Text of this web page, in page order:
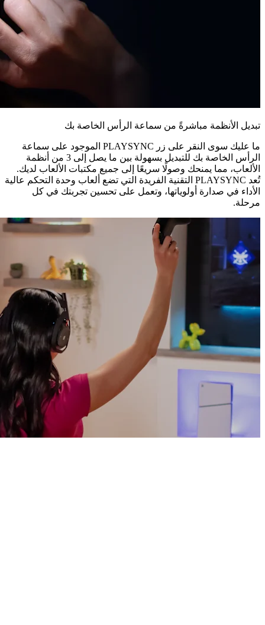
تبديل الأنظمة مباشرةً من سماعة الرأس الخاصة بك
ما عليك سوى النقر على زر PLAYSYNC الموجود على سماعة
الرأس الخاصة بك للتبديل بسهولة بين ما يصل إلى 3 من أنظمة
الألعاب، مما يمنحك وصولًا سريعًا إلى جميع مكتبات الألعاب لديك.
تُعد PLAYSYNC التقنية الفريدة التي تضع ألعاب وحدة التحكم عالية
الأداء في صدارة أولوياتها، وتعمل على تحسين تجربتك في كل
مرحلة.